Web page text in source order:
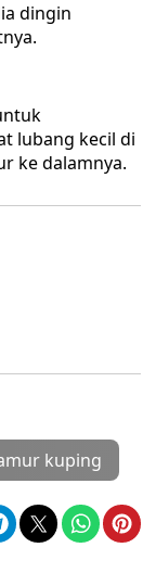
dingin
lubang kecil di
ke dalamnya.
kuping